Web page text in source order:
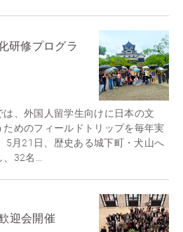
研修プログラ
、外国人留学生向けに日本の文
めのフィールドトリップを毎年実
5月21日、歴史ある城下町・犬山へ
32名...
迎会開催